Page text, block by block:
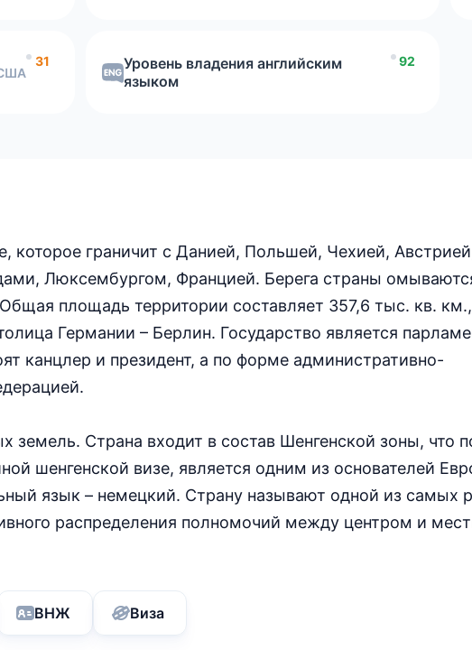
31
Уровень владения английским
языком
92
которое граничит с Данией, Польшей, Чехией,
Люксембургом, Францией. Берега страны
площадь территории составляет 357,6 тыс. кв. км.,
Германии – Берлин. Государство является
канцлер и президент, а по форме административно-
земель. Страна входит в состав Шенгенской зоны, что
шенгенской визе, является одним из основателей
язык – немецкий. Страну называют одной из самых
распределения полномочий между центром и
ВНЖ Виза